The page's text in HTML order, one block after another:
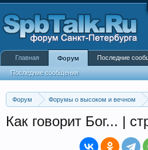
Форум Форумы о высоком и вечном
Как говорит Бог... |
Главная Форум
Последние сообщения
Последние